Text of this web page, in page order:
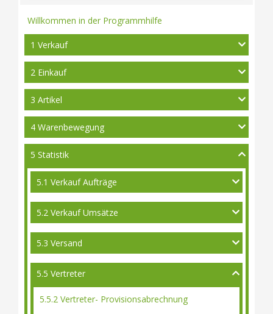
Willkommen in der Programmhilfe
1 Verkauf
2 Einkauf
3 Artikel
4 Warenbewegung
5 Statistik
5.1 Verkauf Aufträge
5.2 Verkauf Umsätze
5.3 Versand
5.5 Vertreter
5.5.2 Vertreter- Provisionsabrechnung